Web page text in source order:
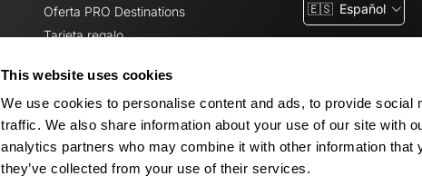
This website uses cookies
We use cookies to personalise content and ads, to provide social
traffic. We also share information about your use of our site with
analytics partners who may combine it with other information that
they’ve collected from your use of their services.
Oferta PRO Destinations
Tarjeta regalo
🇪🇸 Español